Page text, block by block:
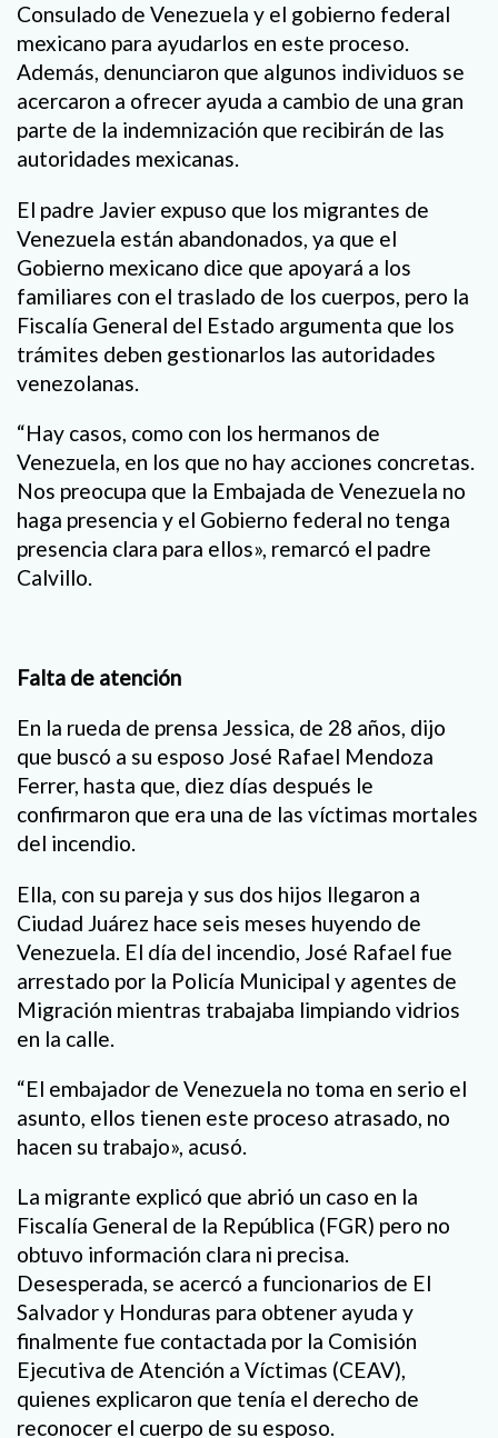
Consulado de Venezuela y el gobierno federal
mexicano para ayudarlos en este proceso.
Además, denunciaron que algunos individuos se
acercaron a ofrecer ayuda a cambio de una gran
parte de la indemnización que recibirán de las
autoridades mexicanas.
El padre Javier expuso que los migrantes de
Venezuela están abandonados, ya que el
Gobierno mexicano dice que apoyará a los
familiares con el traslado de los cuerpos, pero la
Fiscalía General del Estado argumenta que los
trámites deben gestionarlos las autoridades
venezolanas.
“Hay casos, como con los hermanos de
Venezuela, en los que no hay acciones concretas.
Nos preocupa que la Embajada de Venezuela no
haga presencia y el Gobierno federal no tenga
presencia clara para ellos», remarcó el padre
Calvillo.
Falta de atención
En la rueda de prensa Jessica, de 28 años, dijo
que buscó a su esposo José Rafael Mendoza
Ferrer, hasta que, diez días después le
confirmaron que era una de las víctimas mortales
del incendio.
Ella, con su pareja y sus dos hijos llegaron a
Ciudad Juárez hace seis meses huyendo de
Venezuela. El día del incendio, José Rafael fue
arrestado por la Policía Municipal y agentes de
Migración mientras trabajaba limpiando vidrios
en la calle.
“El embajador de Venezuela no toma en serio el
asunto, ellos tienen este proceso atrasado, no
hacen su trabajo», acusó.
La migrante explicó que abrió un caso en la
Fiscalía General de la República (FGR) pero no
obtuvo información clara ni precisa.
Desesperada, se acercó a funcionarios de El
Salvador y Honduras para obtener ayuda y
finalmente fue contactada por la Comisión
Ejecutiva de Atención a Víctimas (CEAV),
quienes explicaron que tenía el derecho de
reconocer el cuerpo de su esposo.